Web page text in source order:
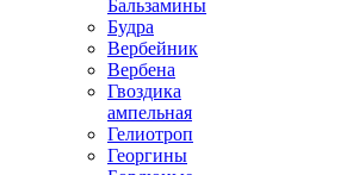
Бальзамины
Будра
Вербейник
Вербена
Гвоздика
ампельная
Гелиотроп
Георгины